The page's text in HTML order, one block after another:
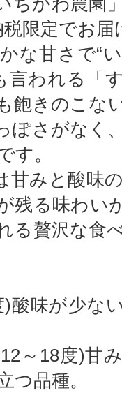
限定でお届
な甘さで“
言われる「
飽きのこな
ぽさがなく
す。
甘みと酸味
残る味わい
る贅沢な食
酸味が少な
～18度)甘
つ品種。